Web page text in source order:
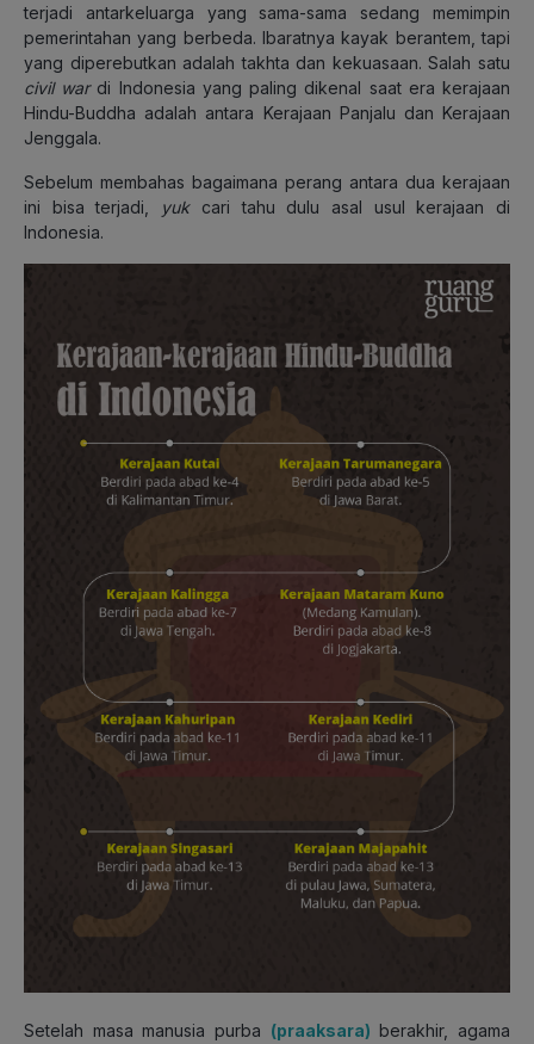
terjadi antarkeluarga yang sama-sama sedang memimpin
pemerintahan yang berbeda. Ibaratnya kayak berantem, tapi
yang diperebutkan adalah takhta dan kekuasaan. Salah satu
civil wardi Indonesia yang paling dikenal saat era kerajaan
Hindu-Buddha adalah antara Kerajaan Panjalu dan Kerajaan
Jenggala.
Sebelum membahas bagaimana perang antara dua kerajaan
ini bisa terjadi,
yukcari tahu dulu asal usul kerajaan di
Indonesia.
Setelah masa manusia purba (praaksara) berakhir, agama